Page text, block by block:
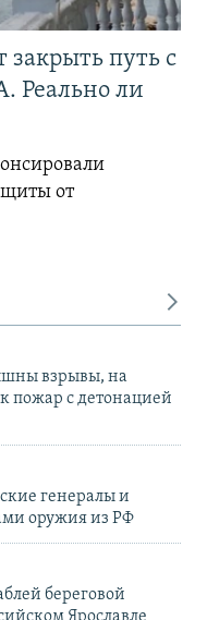
закрыть путь с
Реально ли
от
взрывы, на
пожар с детонацией
генералы и
оружия из РФ
береговой